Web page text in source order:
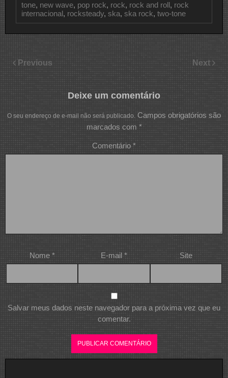
tone, new wave, pop rock, rock, rock and roll, rock
internacional, rocksteady, ska, ska rock, two-tone
Previous Next
Deixe um comentário
O seu endereço de e-mail não será publicado. Campos obrigatórios são
marcados com *
Comentário *
Nome * E-mail * Site
Salvar meus dados neste navegador para a próxima vez que eu
comentar.